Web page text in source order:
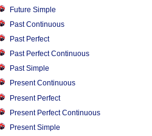
Future Simple
Past Continuous
Past Perfect
Past Perfect Continuous
Past Simple
Present Continuous
Present Perfect
Present Perfect Continuous
Present Simple